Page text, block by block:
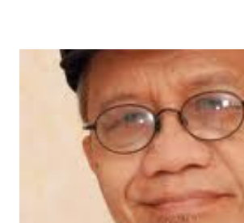
(2005) menyatakan bahwa karnivora
yang penting pada komunitas satwaliar.
jenis satwa karnivora akan menyebabkan
populasi hewan-hewan herbivora
satwa karnivora.